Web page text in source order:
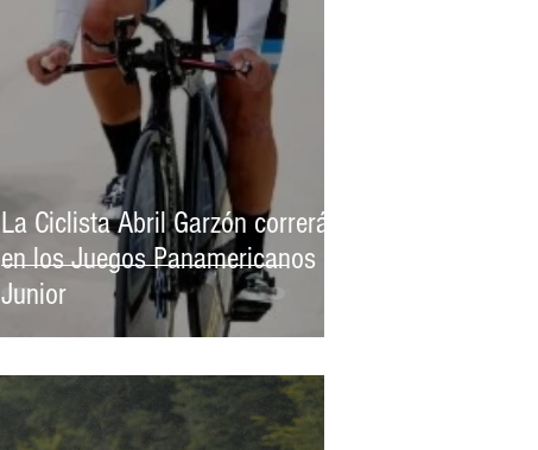
La Ciclista Abril Garzón correrá
en los Juegos Panamericanos
Junior